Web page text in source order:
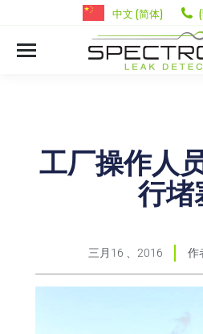
中文 (简体)
工厂操作人
行堵
三月16 、2016 作